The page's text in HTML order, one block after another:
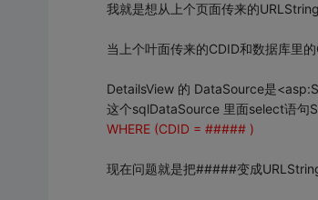
我就是想从上个页面传来的
当上个叶面传来的CDID和数据库里
DetailsView 的 DataSource是
这个sqlDataSource 里面select语句
WHERE (CDID = ##### )
现在问题就是把#####变成